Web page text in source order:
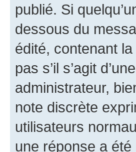
publié. Si
dessous du
édité, contenant la
pas s’il s’agit
administrateur,
note discrète
utilisateurs
une réponse a été